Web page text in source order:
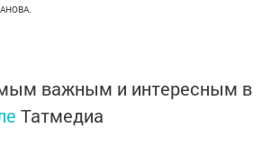
важным и интересным в
Татмедиа